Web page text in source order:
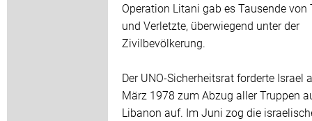
Operation Litani gab es Tausende von
und Verletzte, überwiegend unter der
Zivilbevölkerung.
Der UNO-Sicherheitsrat forderte Israel
März 1978 zum Abzug aller Truppen
Libanon auf. Im Juni zog die